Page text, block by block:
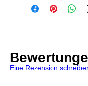
DE-24933
Eine Rezension